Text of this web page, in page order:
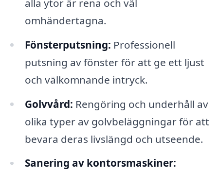
alla ytor är rena och väl
omhändertagna.
Fönsterputsning: Professionell
putsning av fönster för att ge ett ljust
och välkomnande intryck.
Golvvård: Rengöring och underhåll av
olika typer av golvbeläggningar för att
bevara deras livslängd och utseende.
Sanering av kontorsmaskiner: